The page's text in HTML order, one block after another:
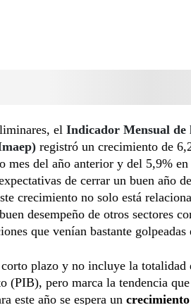
el Indicador Mensual de
registró un crecimiento de
mes del año anterior y del 5,9% en
de cerrar un buen año
crecimiento no solo está
desempeño de otros sectores
que venían bastante
plazo y no incluye la totalidad
(PIB), pero marca la tendencia
este año se espera un